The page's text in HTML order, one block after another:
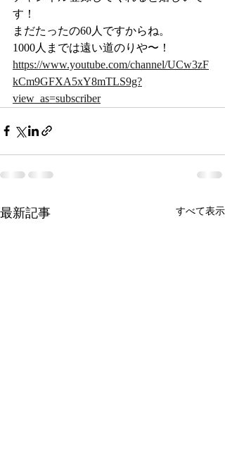
す！
まだたったの60人ですからね。
1000人までは遠い道のりや〜！
https://www.youtube.com/channel/UCw3zF
kCm9GFXA5xY8mTLS9g?
view_as=subscriber
最新記事 すべて表示